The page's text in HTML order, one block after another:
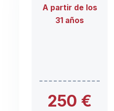
A partir de los
31 años
250 €